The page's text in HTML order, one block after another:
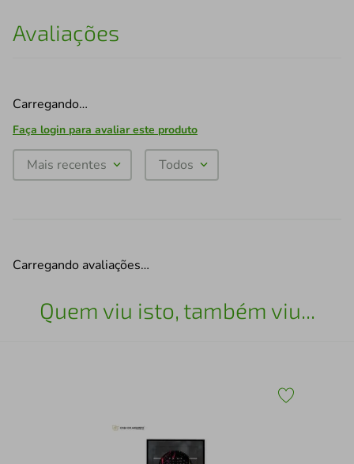
Avaliações
Carregando…
Faça login para avaliar este produto
Mais recentes Todos
Carregando avaliações…
Quem viu isto, também viu...